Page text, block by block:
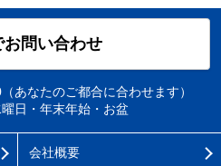
お問い合わせ
あなたのご都合に合わせます）
日・年末年始・お盆
会社概要